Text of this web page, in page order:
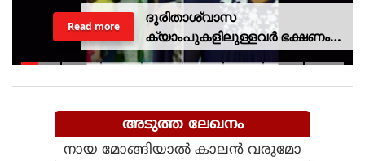
ദുരിതാശ്വാസ
ക്യാംപുകളിലുള്ളവർ ഭക്ഷണം
കഴിക്കുന്നത് സ്വന്തം കാശ്
Read more
അടുത്ത ലേഖനം
നായ മോങ്ങിയാല്‍ കാലന്‍ വരുമോ